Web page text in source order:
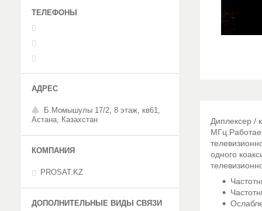
Диплексер /
одного
Б.Момышулы 17/2, 8 этаж, кв61,
Астана, Казахстан
PROSAT.KZ